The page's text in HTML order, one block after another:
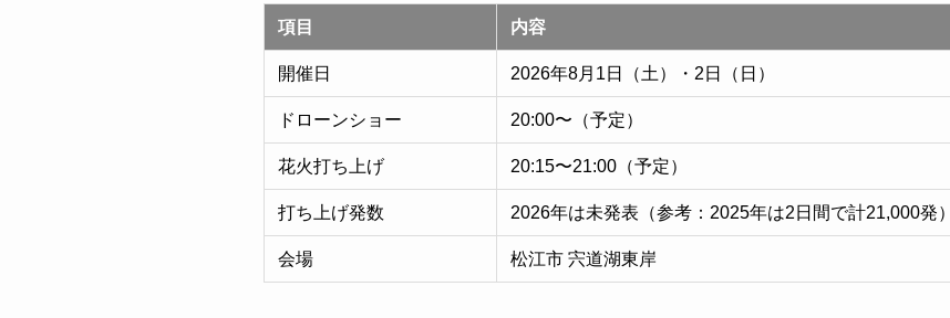
項目 内容
開催日 2026年8月1日（土）・2日（日）
ドローンショー 20:00〜（予定）
花火打ち上げ 20:15〜21:00（予定）
打ち上げ発数 2026年は未発表（参考：2025年は2日間で計21,000発）
会場 松江市 宍道湖東岸